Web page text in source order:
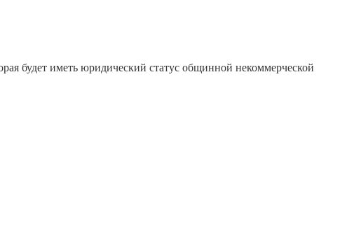
будет иметь юридический статус общинной некоммерческой